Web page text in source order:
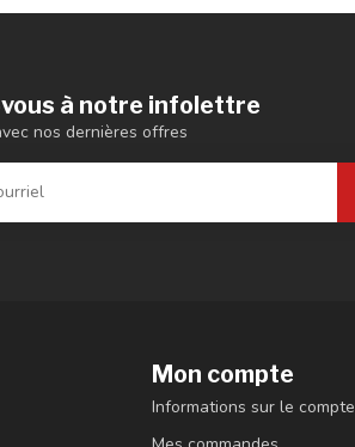
à notre infolettre
nos dernières offres
Mon compte
Informations sur le compte